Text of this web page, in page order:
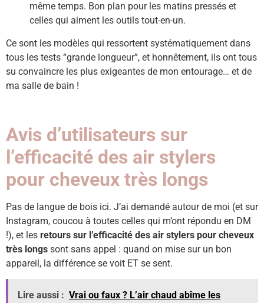
même temps. Bon plan pour les matins pressés et
celles qui aiment les outils tout-en-un.
Ce sont les modèles qui ressortent systématiquement dans
tous les tests “grande longueur”, et honnêtement, ils ont tous
su convaincre les plus exigeantes de mon entourage… et de
ma salle de bain !
Avis d’utilisateurs sur
l’efficacité des air stylers
pour cheveux très longs
Pas de langue de bois ici. J’ai demandé autour de moi (et sur
Instagram, coucou à toutes celles qui m’ont répondu en DM
!), et les retours sur l’efficacité des air stylers pour cheveux
très longs sont sans appel : quand on mise sur un bon
appareil, la différence se voit ET se sent.
Lire aussi : Vrai ou faux ? L’air chaud abîme les